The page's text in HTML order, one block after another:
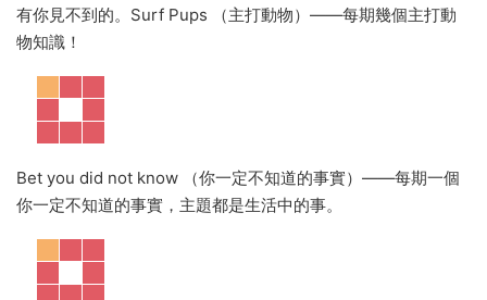
有你見不到的。Surf Pups （主打動物）——每期幾個主打動
物知識！
Bet you did not know （你一定不知道的事實）——每期一個
你一定不知道的事實，主題都是生活中的事。